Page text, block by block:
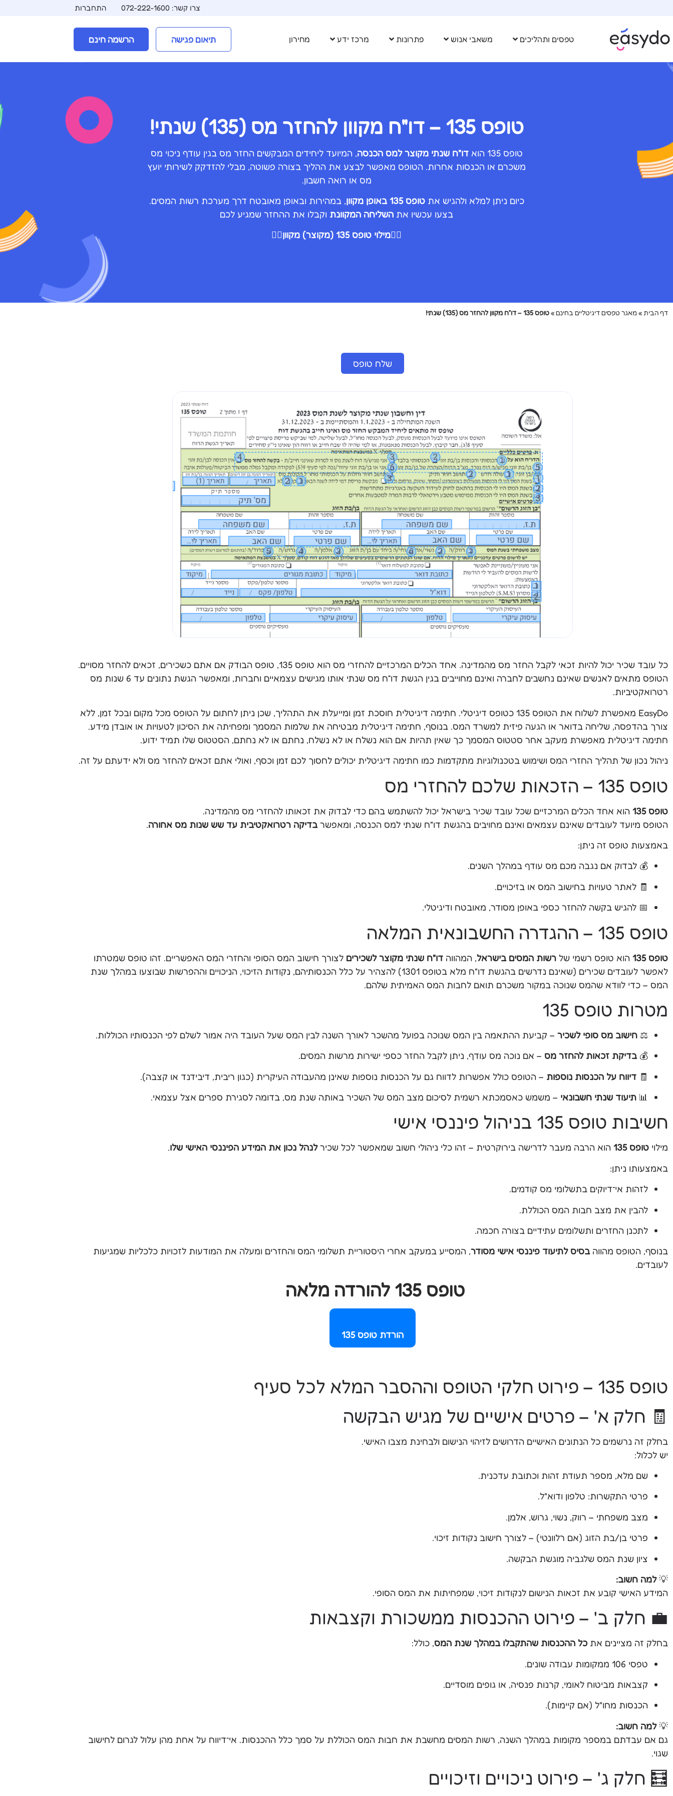
צרו קשר: 072-222-1600 התחברות
טפסים ותהליכים משאבי אנוש פתרונות מרכז ידע מחירון תיאום פגישה הרשמה חינם
טופס 135 – דו"ח מקוון להחזר מס (135) שנתי!
טופס 135 הוא דו"ח שנתי מקוצר למס הכנסה, המיועד ליחידים המבקשים החזר מס בגין עודף ניכוי מס
משכרם או הכנסות אחרות. הטופס מאפשר לבצע את ההליך בצורה פשוטה, מבלי להזדקק לשירותי יועץ
מס או רואה חשבון.
כיום ניתן למלא ולהגיש אתטופס 135 באופן מקוון
, במהירות ובאופן מאובטח דרך מערכת רשות המסים.
בצעו עכשיו את השליחה המקוונת וקבלו את ההחזר שמגיע לכם
👇🏻מילוי טופס 135 (מקוצר) מקוון 👇🏻
דף הבית»מאגר טפסים דיגיטליים בחינם»טופס 135 – דו”ח מקוון להחזר מס (135) שנתי!
שלח טופס
כל עובד שכיר יכול להיות זכאי לקבל החזר מס מהמדינה. אחד הכלים המרכזיים להחזרי מס הוא טופס 135, טופס הבודק אם אתם כשכירים, זכאים להחזר מסויים.
הטופס מתאים לאנשים שאינם נחשבים לחברה ואינם מחוייבים בגין הגשת דו“ח מס שנתי אותו מגישים עצמאיים וחברות, ומאפשר הגשת נתונים עד 6 שנות מס
רטרואקטיביות.
EasyDo מאפשרת לשלוח את הטופס 135 כטופס דיגיטלי. חתימה דיגיטלית חוסכת זמן ומייעלת את התהליך, שכן ניתן לחתום על הטופס מכל מקום ובכל זמן, ללא
צורך בהדפסה, שליחה בדואר או הגעה פיזית למשרד המס. בנוסף, חתימה דיגיטלית מבטיחה את שלמות המסמך ומפחיתה את הסיכון לטעויות או אובדן מידע.
חתימה דיגיטלית מאפשרת מעקב אחר סטטוס המסמך כך שאין תהיות אם הוא נשלח או לא נשלח, נחתם או לא נחתם, הסטטוס שלו תמיד ידוע.
ניהול נכון של תהליך החזרי המס ושימוש בטכנולוגיות מתקדמות כמו חתימה דיגיטלית יכולים לחסוך לכם זמן וכסף, ואולי אתם זכאים להחזר מס ולא ידעתם על זה.
טופס 135 – הזכאות שלכם להחזרי מס
טופס 135
הוא אחד הכלים המרכזיים שכל עובד שכיר בישראל יכול להשתמש בהם כדי לבדוק את זכאותו להחזרי מס מהמדינה.
הטופס מיועד לעובדים שאינם עצמאים ואינם מחויבים בהגשת דו"ח שנתי למס הכנסה, ומאפשרבדיקה רטרואקטיבית עד שש שנות מס אחורה.
באמצעות טופס זה ניתן:
💰 לבדוק אם נגבה מכם מס עודף במהלך השנים.
🧾 לאתר טעויות בחישוב המס או בזיכויים.
📅 להגיש בקשה להחזר כספי באופן מסודר, מאובטח ודיגיטלי.
טופס 135 – ההגדרה החשבונאית המלאה
טופס 135 הוא טופס רשמי של רשות המסים בישראל, המהווה דו"ח שנתי מקוצר לשכירים לצורך חישוב המס הסופי והחזרי המס האפשריים. זהו טופס שמטרתו
לאפשר לעובדים שכירים (שאינם נדרשים בהגשת דו"ח מלא בטופס 1301) להצהיר על כלל הכנסותיהם, נקודות הזיכוי, הניכויים וההפרשות שבוצעו במהלך שנת
המס – כדי לוודא שהמס שנוכה במקור משכרם תואם לחבות המס האמיתית שלהם.
מטרות טופס 135
⚖️ חישוב מס סופי לשכיר – קביעת ההתאמה בין המס שנוכה בפועל מהשכר לאורך השנה לבין המס שעל העובד היה אמור לשלם לפי הכנסותיו הכוללות.
💰בדיקת זכאות להחזר מס – אם נוכה מס עודף, ניתן לקבל החזר כספי ישירות מרשות המסים.
🧾 דיווח על הכנסות נוספות – הטופס כולל אפשרות לדווח גם על הכנסות נוספות שאינן מהעבודה העיקרית (כגון ריבית, דיבידנד או קצבה).
📊 תיעוד שנתי חשבונאי – משמש כאסמכתא רשמית לסיכום מצב המס של השכיר באותה שנת מס, בדומה לסגירת ספרים אצל עצמאי.
חשיבות טופס 135 בניהול פיננסי אישי
מילוי טופס 135 הוא הרבה מעבר לדרישה בירוקרטית – זהו כלי ניהולי חשוב שמאפשר לכל שכירלנהל נכון את המידע הפיננסי האישי שלו.
באמצעותו ניתן:
לזהות אי־דיוקים בתשלומי מס קודמים.
להבין את מצב חבות המס הכוללת.
לתכנן החזרים ותשלומים עתידיים בצורה חכמה.
בנוסף, הטופס מהווהבסיס לתיעוד פיננסי אישי מסודר, המסייע במעקב אחרי היסטוריית תשלומי המס והחזרים ומעלה את המודעות לזכויות כלכליות שמגיעות
לעובדים.
טופס 135 להורדה מלאה
הורדת טופס 135
טופס 135 – פירוט חלקי הטופס וההסבר המלא לכל סעיף
🧾 חלק א' – פרטים אישיים של מגיש הבקשה
בחלק זה נרשמים כל הנתונים האישיים הדרושים לזיהוי הנישום ולבחינת מצבו האישי.
יש לכלול:
שם מלא, מספר תעודת זהות וכתובת עדכנית.
פרטי התקשרות: טלפון ודוא"ל.
מצב משפחתי – רווק, נשוי, גרוש, אלמן.
פרטי בן/בת הזוג (אם רלוונטי) – לצורך חישוב נקודות זיכוי.
ציון שנת המס שלגביה מוגשת הבקשה.
💡למה חשוב:
המידע האישי קובע את זכאות הנישום לנקודות זיכוי, שמפחיתות את המס הסופי.
💼 חלק ב' – פירוט ההכנסות ממשכורת וקצבאות
בחלק זה מציינים את כל ההכנסות שהתקבלו במהלך שנת המס, כולל:
טפסי 106 ממקומות עבודה שונים.
קצבאות מביטוח לאומי, קרנות פנסיה, או גופים מוסדיים.
הכנסות מחו"ל (אם קיימות).
💡למה חשוב:
גם אם עבדתם במספר מקומות במהלך השנה, רשות המסים מחשבת את חבות המס הכוללת על סמך כלל ההכנסות. אי־דיווח על אחת מהן עלול לגרום לחישוב
שגוי.
🧮 חלק ג' – פירוט ניכויים וזיכויים